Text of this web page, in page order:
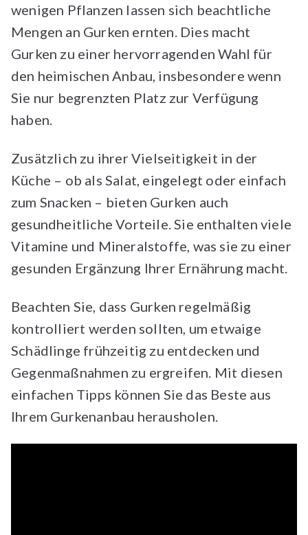
wenigen Pflanzen lassen sich beachtliche
Mengen an Gurken ernten. Dies macht
Gurken zu einer hervorragenden Wahl für
den heimischen Anbau, insbesondere wenn
Sie nur begrenzten Platz zur Verfügung
haben.
Zusätzlich zu ihrer Vielseitigkeit in der
Küche – ob als Salat, eingelegt oder einfach
zum Snacken – bieten Gurken auch
gesundheitliche Vorteile. Sie enthalten viele
Vitamine und Mineralstoffe, was sie zu einer
gesunden Ergänzung Ihrer Ernährung macht.
Beachten Sie, dass Gurken regelmäßig
kontrolliert werden sollten, um etwaige
Schädlinge frühzeitig zu entdecken und
Gegenmaßnahmen zu ergreifen. Mit diesen
einfachen Tipps können Sie das Beste aus
Ihrem Gurkenanbau herausholen.